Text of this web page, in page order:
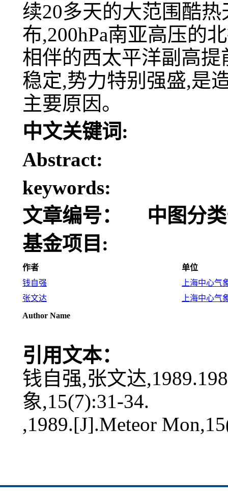
续20多天的大范围酷
布,200hPa南亚高压的
相伴的西太平洋副高
稳定,势力特别强盛,是
主要原因。
中文关键词:
Abstract:
keywords:
文章编号：
中图分
基金项目:
作者
单位
钱自强
上海中心气
张文达
上海中心气
Author Name
引用文本：
钱自强,张文达
象,15(7):31-34.
,1989.[J].Meteor